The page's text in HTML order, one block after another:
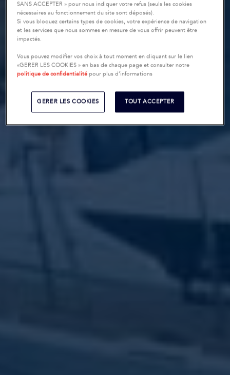
SANS ACCEPTER » pour nous indiquer votre refus (seuls les cookies
nécessaires au fonctionnement du site sont déposés).
Si vous bloquez certains types de cookies, votre expérience de navigation
et les services que nous sommes en mesure de vous offrir peuvent être
impactés.
Vous pouvez modifier vos choix à tout moment en cliquant sur le lien
«GERER LES COOKIES » en bas de chaque page et consulter notre
politique de confidentialité pour plus d’informations
GERER LES COOKIES TOUT ACCEPTER